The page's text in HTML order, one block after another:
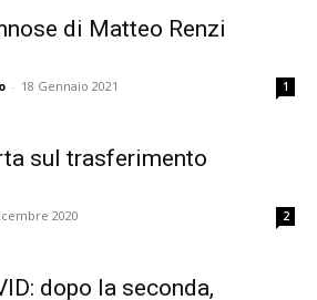
di Matteo Renzi
- 18 Gennaio 2021 1
sul trasferimento
2020 2
dopo la seconda,